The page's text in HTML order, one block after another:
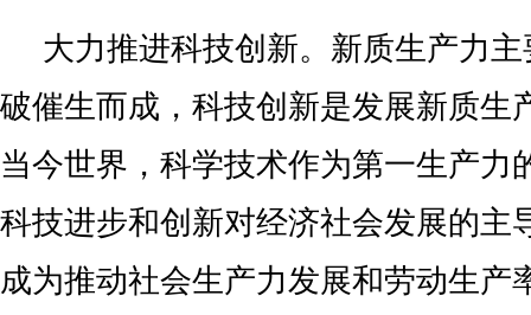
大力推进科技创新。新质生产力
破催生而成，科技创新是发展新质生
当今世界，科学技术作为第一生产力
科技进步和创新对经济社会发展的主
成为推动社会生产力发展和劳动生产